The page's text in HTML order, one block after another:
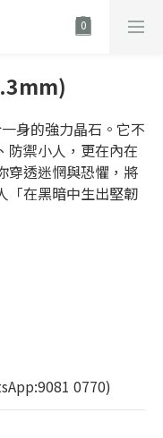
身的強力晶石。它不
防禦小人，更在內在
穿透迷惘與恐懼，將
「在黑暗中生出堅韌
0770)